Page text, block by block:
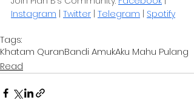
Instagram | Twitter | Telegram | Spotify
Tags:
Khatam QuranBandi AmukAku Mahu Pulang
Read